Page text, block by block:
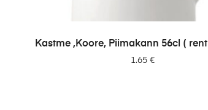
LISA PÄRINGUSSE
Kastme ,Koore, Piimakann 56cl (
1.65€